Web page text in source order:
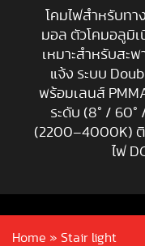
โคมไฟสำหรับทา
มอล ตัวโคมอลูมิ
เหมาะสำหรับสะ
แจ้ง ระบบ
พร้อมเลนส์
ระดับ (8° /
(2200–4000K)
ไฟ
Home » Stair light